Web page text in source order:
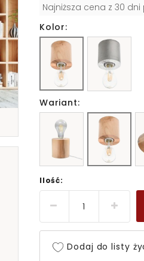
Najniższa cena z 30
Kolor:
Wariant:
Ilość:
Dodaj do listy